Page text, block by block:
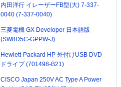
内田洋行 イレーザーFB型(大) 7-337-
0040 (7-337-0040)
三菱電機 GX Developer 日本語版
(SW8D5C-GPPW-J)
Hewlett-Packard HP 外付けUSB DVD
ドライブ (701498-B21)
CISCO Japan 250V AC Type A Power